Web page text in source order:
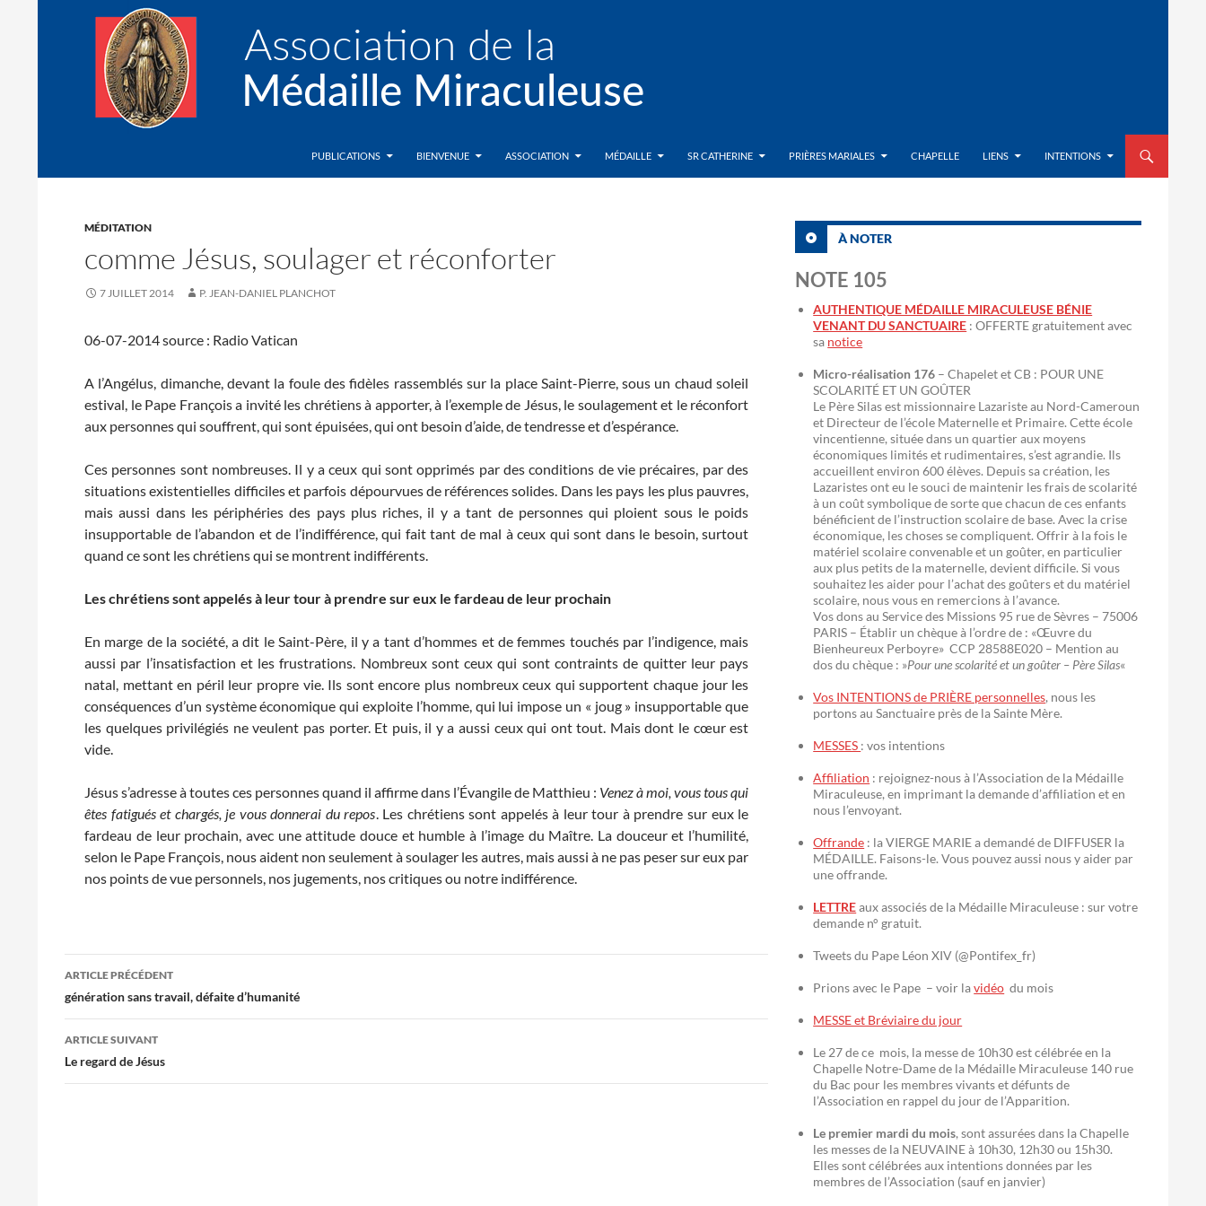
Association de la Médaille MiraculeusePUBLICATIONS
BIENVENUE ASSOCIATION MÉDAILLE SR CATHERINE PRIÈRES MARIALES CHAPELLE LIENS INTENTIONS
MÉDITATION
comme Jésus, soulager et réconforter
7 JUILLET 2014 P. JEAN-DANIEL PLANCHOT
06-07-2014 source : Radio Vatican
A l’Angélus, dimanche, devant la foule des fidèles rassemblés sur la place Saint-Pierre, sous un chaud soleil
estival, le Pape François a invité les chrétiens à apporter, à l’exemple de Jésus, le soulagement et le réconfort
aux personnes qui souffrent, qui sont épuisées, qui ont besoin d’aide, de tendresse et d’espérance.
Ces personnes sont nombreuses. Il y a ceux qui sont opprimés par des conditions de vie précaires, par des
situations existentielles difficiles et parfois dépourvues de références solides. Dans les pays les plus pauvres,
mais aussi dans les périphéries des pays plus riches, il y a tant de personnes qui ploient sous le poids
insupportable de l’abandon et de l’indifférence, qui fait tant de mal à ceux qui sont dans le besoin, surtout
quand ce sont les chrétiens qui se montrent indifférents.
Les chrétiens sont appelés à leur tour à prendre sur eux le fardeau de leur prochain
En marge de la société, a dit le Saint-Père, il y a tant d’hommes et de femmes touchés par l’indigence, mais
aussi par l’insatisfaction et les frustrations. Nombreux sont ceux qui sont contraints de quitter leur pays
natal, mettant en péril leur propre vie. Ils sont encore plus nombreux ceux qui supportent chaque jour les
conséquences d’un système économique qui exploite l’homme, qui lui impose un « joug » insupportable que
les quelques privilégiés ne veulent pas porter. Et puis, il y a aussi ceux qui ont tout. Mais dont le cœur est
vide.
Jésus s’adresse à toutes ces personnes quand il affirme dans l’Évangile de Matthieu : Venez à moi, vous tous qui
êtes fatigués et chargés, je vous donnerai du repos. Les chrétiens sont appelés à leur tour à prendre sur eux le
fardeau de leur prochain, avec une attitude douce et humble à l’image du Maître. La douceur et l’humilité,
selon le Pape François, nous aident non seulement à soulager les autres, mais aussi à ne pas peser sur eux par
nos points de vue personnels, nos jugements, nos critiques ou notre indifférence.
Navigation
des
articles
ARTICLE PRÉCÉDENT
génération sans travail, défaite d’humanité
ARTICLE SUIVANT
Le regard de Jésus
À NOTER
NOTE 105
AUTHENTIQUE MÉDAILLE MIRACULEUSE BÉNIE
VENANT DU SANCTUAIRE : OFFERTE gratuitement avec
sa notice
Micro-réalisation 176 – Chapelet et CB : POUR UNE
SCOLARITÉ ET UN GOÛTER
Le Père Silas est missionnaire Lazariste au Nord-Cameroun
et Directeur de l’école Maternelle et Primaire. Cette école
vincentienne, située dans un quartier aux moyens
économiques limités et rudimentaires, s’est agrandie. Ils
accueillent environ 600 élèves. Depuis sa création, les
Lazaristes ont eu le souci de maintenir les frais de scolarité
à un coût symbolique de sorte que chacun de ces enfants
bénéficient de l’instruction scolaire de base. Avec la crise
économique, les choses se compliquent. Offrir à la fois le
matériel scolaire convenable et un goûter, en particulier
aux plus petits de la maternelle, devient difficile. Si vous
souhaitez les aider pour l’achat des goûters et du matériel
scolaire, nous vous en remercions à l’avance.
Vos dons au Service des Missions 95 rue de Sèvres – 75006
PARIS – Établir un chèque à l’ordre de : «Œuvre du
Bienheureux Perboyre» CCP 28588E020 – Mention au
dos du chèque : »Pour une scolarité et un goûter – Père Silas«
Vos INTENTIONS de PRIÈRE personnelles, nous les
portons au Sanctuaire près de la Sainte Mère.
MESSES : vos intentions
Affiliation : rejoignez-nous à l’Association de la Médaille
Miraculeuse, en imprimant la demande d’affiliation et en
nous l’envoyant.
Offrande : la VIERGE MARIE a demandé de DIFFUSER la
MÉDAILLE. Faisons-le. Vous pouvez aussi nous y aider par
une offrande.
LETTREaux associés de la Médaille Miraculeuse : sur votre
demande n° gratuit.
Tweets du Pape Léon XIV (@Pontifex_fr)
Prions avec le Pape – voir lavidéo du mois
MESSE et Bréviaire du jour
Le 27 de ce mois, la messe de 10h30 est célébrée en la
Chapelle Notre-Dame de la Médaille Miraculeuse 140 rue
du Bac pour les membres vivants et défunts de
l’Association en rappel du jour de l’Apparition.
Le premier mardi du mois, sont assurées dans la Chapelle
les messes de la NEUVAINE à 10h30, 12h30 ou 15h30.
Elles sont célébrées aux intentions données par les
membres de l’Association (sauf en janvier)